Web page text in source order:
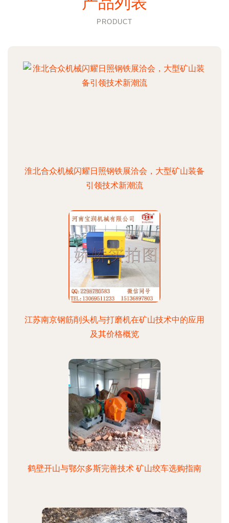
PRODUCT
淮北合众机械闪耀日照钢铁展洽会，大型矿山装备
引领技术新潮流
江苏南京钢筋削头机与打磨机在矿山技术中的应用
及其价格概览
鹤壁开山与鄂尔多斯完善技术 矿山绞车选购指南